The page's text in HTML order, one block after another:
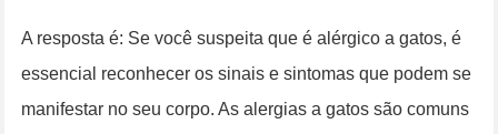
k
k
p
n
A resposta é: Se você suspeita que é alérgico a gatos, é
essencial reconhecer os sinais e sintomas que podem se
manifestar no seu corpo. As alergias a gatos são comuns